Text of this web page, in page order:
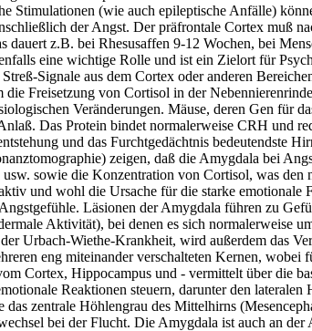
Stimulationen (wie auch epileptische Anfälle)
der Angst. Der präfrontale Cortex muß
dauert z.B. bei Rhesusaffen 9-12 Wochen, bei
eine wichtige Rolle und ist ein Zielort für
Signale aus dem Cortex oder anderen
die Freisetzung von Cortisol in der
Veränderungen. Mäuse, deren Gen für
Das Protein bindet normalerweise CRH und
und das Furchtgedächtnis bedeutendste
zeigen, daß die Amygdala bei
sowie die Konzentration von Cortisol, was
und wohl die Ursache für die starke
Läsionen der Amygdala führen zu
Aktivität), bei denen es sich normalerweise
Urbach-Wiethe-Krankheit, wird außerdem das
eng miteinander verschalteten Kernen,
Cortex, Hippocampus und - vermittelt über die
Reaktionen steuern, darunter den
zentrale Höhlengrau des Mittelhirns
bei der Flucht. Die Amygdala ist auch an